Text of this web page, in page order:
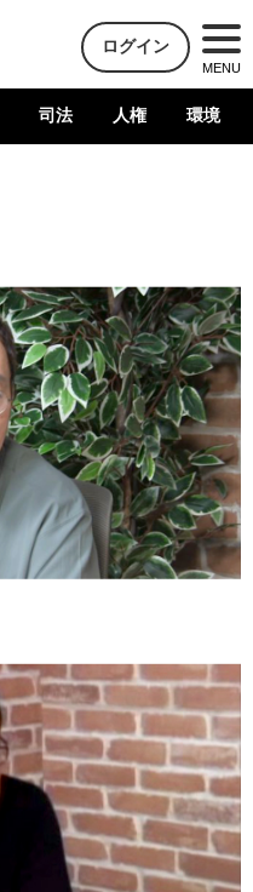
ログイン
MENU
司法 人権 環境